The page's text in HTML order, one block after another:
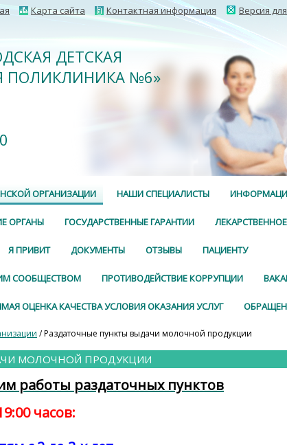
Карта сайта Контактная информация Версия
ДЕТСКАЯ
ПОЛИКЛИНИКА №6»
ОРГАНИЗАЦИИ НАШИ СПЕЦИАЛИСТЫ
ОРГАНЫ ГОСУДАРСТВЕННЫЕ ГАРАНТИИ
Я ПРИВИТ ДОКУМЕНТЫ ОТЗЫВЫ ПАЦИЕНТУ
СООБЩЕСТВОМ ПРОТИВОДЕЙСТВИЕ КОРРУПЦИИ
ОЦЕНКА КАЧЕСТВА УСЛОВИЯ ОКАЗАНИЯ УСЛУГ
/ Раздаточные пункты выдачи молочной продукции
МОЛОЧНОЙ ПРОДУКЦИИ
работы раздаточных пунктов
часов: